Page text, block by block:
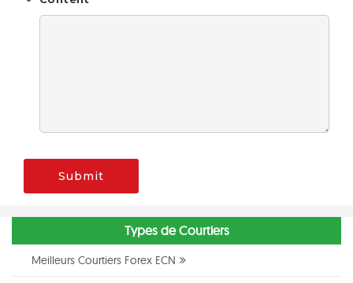
Submit
Types de Courtiers
Meilleurs Courtiers Forex ECN